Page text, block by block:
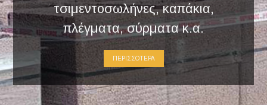
τσιμεντοσωλήνες, καπάκια,
πλέγματα, σύρματα κ.α.
ΠΕΡΙΣΣΟΤΕΡΑ